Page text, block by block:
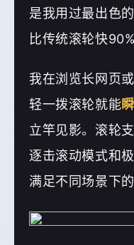
是我用过最出色
比传统滚轮快
我在浏览长网页
轻一拨滚轮就能
立竿见影。滚轮
逐击滚动模式和
满足不同场景下